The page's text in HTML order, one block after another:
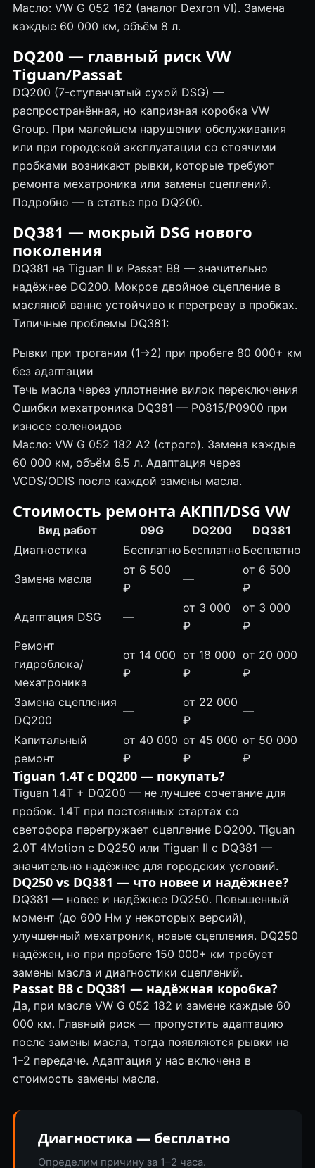
Масло: VW G 052 162 (аналог Dexron VI). Замена
каждые 60 000 км, объём 8 л.
DQ200 — главный риск VW
Tiguan/Passat
DQ200 (7-ступенчатый сухой DSG) —
распространённая, но капризная коробка VW
Group. При малейшем нарушении обслуживания
или при городской эксплуатации со стоячими
пробками возникают рывки, которые требуют
ремонта мехатроника или замены сцеплений.
Подробно — в статье про DQ200.
DQ381 — мокрый DSG нового
поколения
DQ381 на Tiguan II и Passat B8 — значительно
надёжнее DQ200. Мокрое двойное сцепление в
масляной ванне устойчиво к перегреву в пробках.
Типичные проблемы DQ381:
Рывки при трогании (1→2) при пробеге 80 000+ км
без адаптации
Течь масла через уплотнение вилок переключения
Ошибки мехатроника DQ381 — P0815/P0900 при
износе соленоидов
Масло: VW G 052 182 A2 (строго). Замена каждые
60 000 км, объём 6.5 л. Адаптация через
VCDS/ODIS после каждой замены масла.
Стоимость ремонта АКПП/DSG VW
Вид работ 09G DQ200
DQ381
Диагностика
Бесплатно Бесплатно Бесплатно
Замена масла
от 6 500
₽
—
от 6 500
₽
Адаптация DSG —
от 3 000
₽
от 3 000
₽
Ремонт
гидроблока/
мехатроника
от 14 000
₽
от 18 000
₽
от 20 000
₽
Замена сцепления
DQ200
—
от 22 000
₽
—
Капитальный
ремонт
от 40 000
₽
от 45 000
₽
от 50 000
₽
Tiguan 1.4T с DQ200 — покупать?
Tiguan 1.4T + DQ200 — не лучшее сочетание для
пробок. 1.4T при постоянных стартах со
светофора перегружает сцепление DQ200. Tiguan
2.0T 4Motion с DQ250 или Tiguan II с DQ381 —
значительно надёжнее для городских условий.
DQ250 vs DQ381 — что новее и надёжнее?
DQ381 — новее и надёжнее DQ250. Повышенный
момент (до 600 Нм у некоторых версий),
улучшенный мехатроник, новые сцепления. DQ250
надёжен, но при пробеге 150 000+ км требует
замены масла и диагностики сцеплений.
Passat B8 с DQ381 — надёжная коробка?
Да, при масле VW G 052 182 и замене каждые 60
000 км. Главный риск — пропустить адаптацию
после замены масла, тогда появляются рывки на
1–2 передаче. Адаптация у нас включена в
стоимость замены масла.
Диагностика — бесплатно
Определим причину за 1–2 часа.